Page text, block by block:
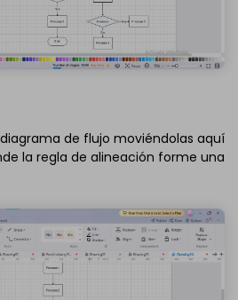
de flujo moviéndolas aquí
la regla de alineación forme una